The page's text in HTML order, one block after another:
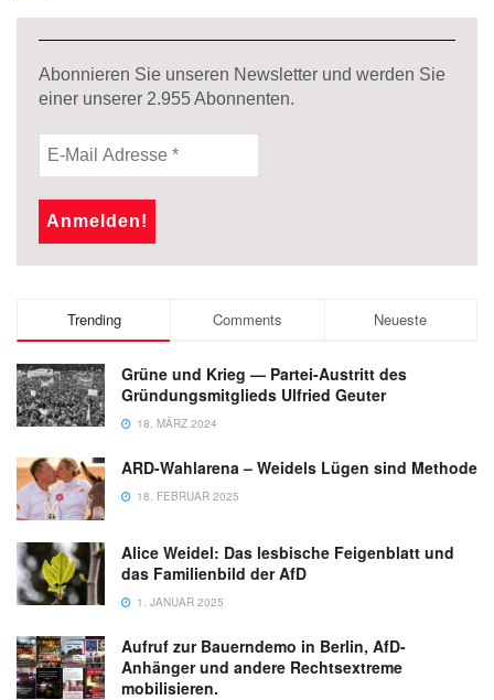
Abonnieren Sie unseren Newsletter und werden Sie
einer unserer 2.955Abonnenten.
Trending Comments Neueste
Grüne und Krieg — Partei-Austritt des
Gründungsmitglieds Ulfried Geuter
18. MÄRZ 2024
ARD-Wahlarena – Weidels Lügen sind Methode
18. FEBRUAR 2025
Alice Weidel: Das lesbische Feigenblatt und
das Familienbild der AfD
1. JANUAR 2025
Aufruf zur Bauerndemo in Berlin, AfD-
Anhänger und andere Rechtsextreme
mobilisieren.